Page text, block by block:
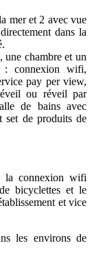
mer et 2 avec vue
dans la
une chambre et un
: connexion wifi,
pay per view,
ou réveil par
de bains avec
set de produits de
la connexion wifi
bicyclettes et le
et vice
les environs de